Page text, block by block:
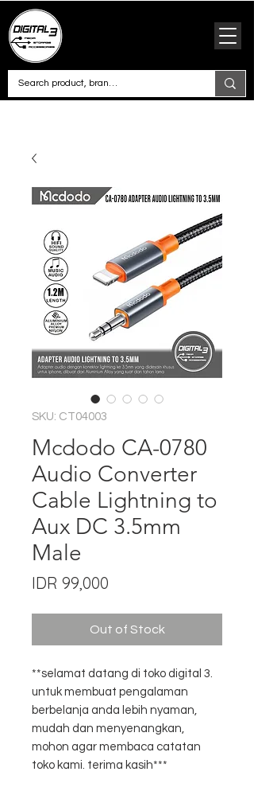
SKU: CT04003
Mcdodo CA-0780
Audio Converter
Cable Lightning to
Aux DC 3.5mm
Male
IDR 99,000
Out of Stock
**selamat datang di toko digital 3.
untuk membuat pengalaman
berbelanja anda lebih nyaman,
mudah dan menyenangkan,
mohon agar membaca catatan
toko kami. terima kasih***